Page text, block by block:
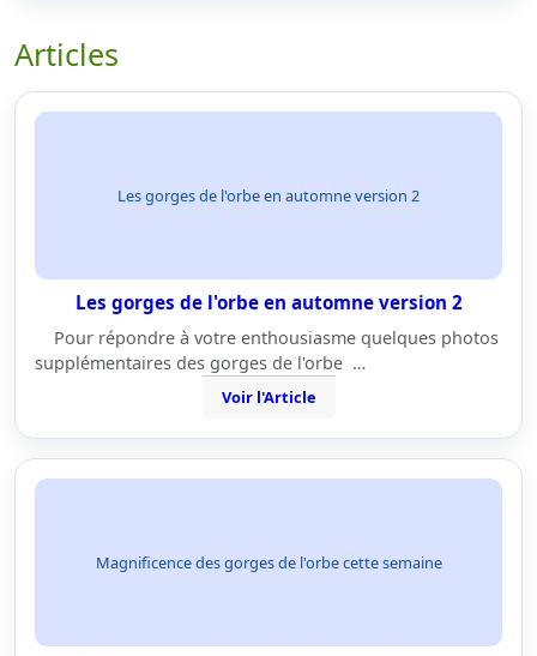
Articles
Les gorges de l'orbe en automne version 2
Les gorges de l'orbe en automne version 2
Pour répondre à votre enthousiasme quelques photos
supplémentaires des gorges de l'orbe …
Voir l'Article
Magnificence des gorges de l'orbe cette semaine